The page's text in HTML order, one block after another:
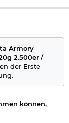
Polishing, wird
eignen sich die
Unter
zu
Armory
2.500er /
der Erste
können,